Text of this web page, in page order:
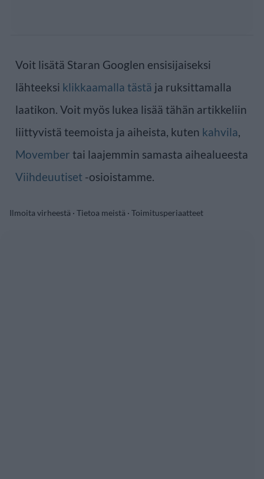
Voit lisätä Staran Googlen ensisijaiseksi
lähteeksi klikkaamalla tästä ja ruksittamalla
laatikon. Voit myös lukea lisää tähän artikkeliin
liittyvistä teemoista ja aiheista, kuten kahvila,
Movember tai laajemmin samasta aihealueesta
Viihdeuutiset -osioistamme.
Ilmoita virheestä · Tietoa meistä · Toimitusperiaatteet